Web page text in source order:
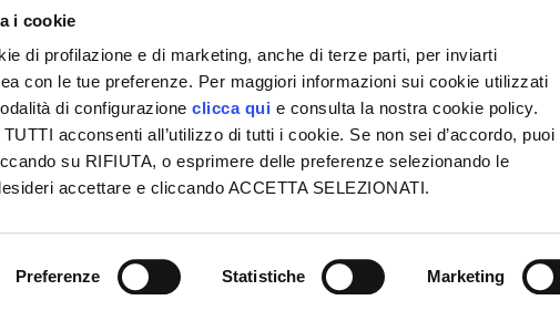
i cookie
di profilazione e di marketing, anche di terze parti, per inviarti
con le tue preferenze. Per maggiori informazioni sui cookie utilizzati
di configurazioneclicca qui e consulta la nostra cookie policy.
acconsenti all’utilizzo di tutti i cookie. Se non sei d’accordo, puoi
su RIFIUTA, o esprimere delle preferenze selezionando le
accettare e cliccando ACCETTA SELEZIONATI.
Preferenze Statistiche Marketing
ESPLORA VITA IN CAMPAGNA
Chi siamo
Contatti
Pubblicità
sito
Note legali
Privacy-
Cookie
SEZIONI
Giardino
Orto
Frutteto
Allevamenti
Cucina
Prodotti